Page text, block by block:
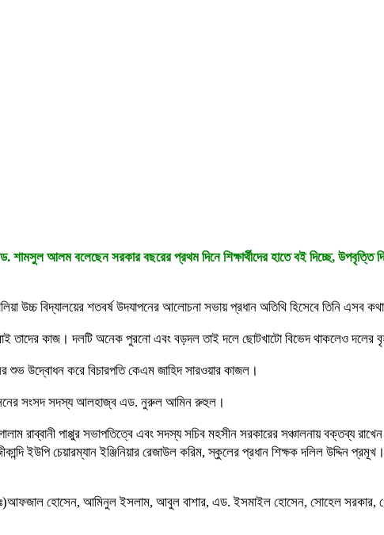
শামসুল আলম বলেছেন সরকার বছরের প্রথম দিনে শিক্ষার্থীদের হাতে বই দিচ্ছে, উপবৃত্তি
উচ্চ বিদ্যালয়ের শতবর্ষ উদযাপনের আলোচনা সভায় প্রধান অতিথি হিসেবে তিনি এসব
তাদের কাজ। দলটি অনেক পুরনো এবং বড়দল তাই দলে ছোটখাটো বিভেদ থাকলেও দলের
শুভ উদ্বোধন করে বিচারপতি কেএম জাহিদ সারওয়ার কাজল।
আসনের সংসদ সদস্য আলহাজ্ব এড. নুরুল আমিন রুহুল।
রাব্বানী পাপ্পুর সভাপতিত্বে এবং সদস্য সচিব মহসীন সরকারের সঞ্চালনায় বক্তব্য
ইউপি চেয়ারম্যান ইঞ্জিনিয়ার রেজাউল করিম, স্কুলের প্রধান শিক্ষক দলিল উদ্দিন প্রমূখ।
হোসেন, আমিনুল ইসলাম, আবুল বাশার, এড. ইসমাইল হোসেন, সোহেল সরকার,